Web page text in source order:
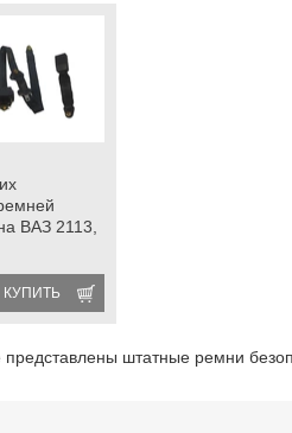
ВАЗ 2113,
КУПИТЬ
представлены штатные ремни